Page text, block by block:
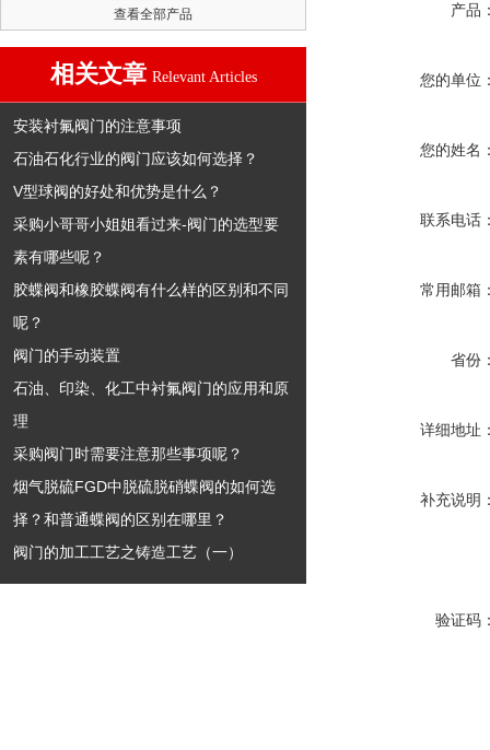
查看全部产品
相关文章 Relevant Articles
安装衬氟阀门的注意事项
石油石化行业的阀门应该如何选择？
V型球阀的好处和优势是什么？
采购小哥哥小姐姐看过来-阀门的选型要
素有哪些呢？
胶蝶阀和橡胶蝶阀有什么样的区别和不同
呢？
阀门的手动装置
石油、印染、化工中衬氟阀门的应用和原
理
采购阀门时需要注意那些事项呢？
烟气脱硫FGD中脱硫脱硝蝶阀的如何选
择？和普通蝶阀的区别在哪里？
阀门的加工工艺之铸造工艺（一）
产品
您的单位
您的姓名
联系电话
常用邮箱
省份
详细地址
补充说明
验证码